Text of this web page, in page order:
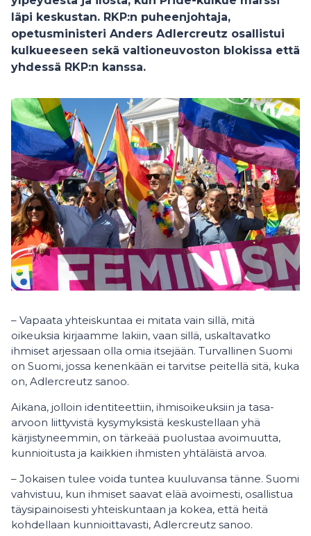
läpi keskustan. RKP:n puheenjohtaja,
opetusministeri Anders Adlercreutz osallistui
kulkueeseen sekä valtioneuvoston blokissa että
yhdessä RKP:n kanssa.
– Vapaata yhteiskuntaa ei mitata vain sillä, mitä
oikeuksia kirjaamme lakiin, vaan sillä, uskaltavatko
ihmiset arjessaan olla omia itsejään. Turvallinen Suomi
on Suomi, jossa kenenkään ei tarvitse peitellä sitä, kuka
on, Adlercreutz sanoo.
Aikana, jolloin identiteettiin, ihmisoikeuksiin ja tasa-
arvoon liittyvistä kysymyksistä keskustellaan yhä
kärjistyneemmin, on tärkeää puolustaa avoimuutta,
kunnioitusta ja kaikkien ihmisten yhtäläistä arvoa.
– Jokaisen tulee voida tuntea kuuluvansa tänne. Suomi
vahvistuu, kun ihmiset saavat elää avoimesti, osallistua
täysipainoisesti yhteiskuntaan ja kokea, että heitä
kohdellaan kunnioittavasti, Adlercreutz sanoo.